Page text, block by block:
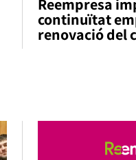
Reempresa
continuïtat
renovació del